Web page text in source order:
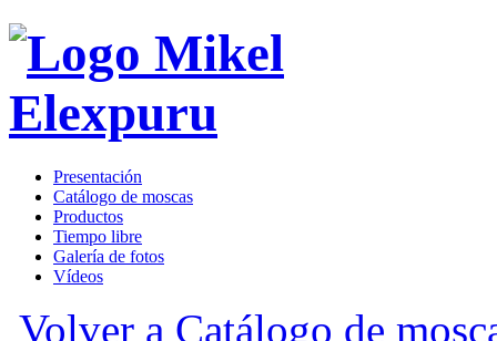
Presentación
Catálogo de moscas
Productos
Tiempo libre
Galería de fotos
Vídeos
Volver a Catálogo de